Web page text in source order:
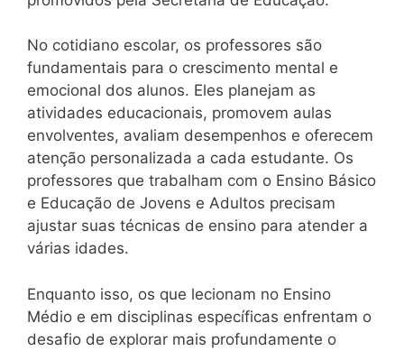
No cotidiano escolar, os professores são
fundamentais para o crescimento mental e
emocional dos alunos. Eles planejam as
atividades educacionais, promovem aulas
envolventes, avaliam desempenhos e oferecem
atenção personalizada a cada estudante. Os
professores que trabalham com o Ensino Básico
e Educação de Jovens e Adultos precisam
ajustar suas técnicas de ensino para atender a
várias idades.
Enquanto isso, os que lecionam no Ensino
Médio e em disciplinas específicas enfrentam o
desafio de explorar mais profundamente o